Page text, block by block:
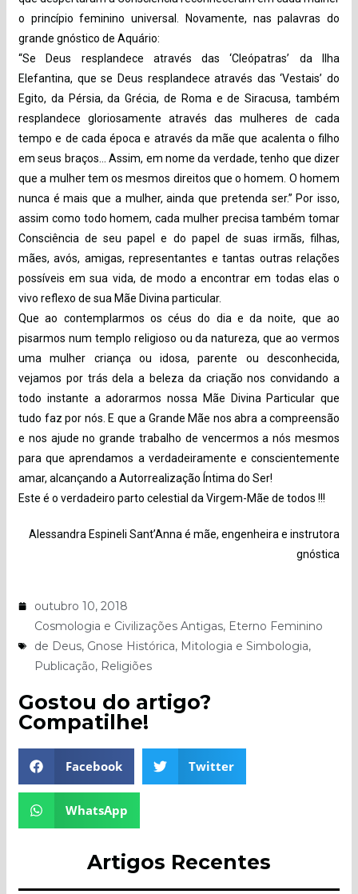
o princípio feminino universal. Novamente, nas palavras do
grande gnóstico de Aquário:
“Se Deus resplandece através das ‘Cleópatras’ da Ilha
Elefantina, que se Deus resplandece através das ‘Vestais’ do
Egito, da Pérsia, da Grécia, de Roma e de Siracusa, também
resplandece gloriosamente através das mulheres de cada
tempo e de cada época e através da mãe que acalenta o filho
em seus braços… Assim, em nome da verdade, tenho que dizer
que a mulher tem os mesmos direitos que o homem. O homem
nunca é mais que a mulher, ainda que pretenda ser.” Por isso,
assim como todo homem, cada mulher precisa também tomar
Consciência de seu papel e do papel de suas irmãs, filhas,
mães, avós, amigas, representantes e tantas outras relações
possíveis em sua vida, de modo a encontrar em todas elas o
vivo reflexo de sua Mãe Divina particular.
Que ao contemplarmos os céus do dia e da noite, que ao
pisarmos num templo religioso ou da natureza, que ao vermos
uma mulher criança ou idosa, parente ou desconhecida,
vejamos por trás dela a beleza da criação nos convidando a
todo instante a adorarmos nossa Mãe Divina Particular que
tudo faz por nós. E que a Grande Mãe nos abra a compreensão
e nos ajude no grande trabalho de vencermos a nós mesmos
para que aprendamos a verdadeiramente e conscientemente
amar, alcançando a Autorrealização Íntima do Ser!
Este é o verdadeiro parto celestial da Virgem-Mãe de todos !!!
Alessandra Espineli Sant’Anna é mãe, engenheira e instrutora
gnóstica
outubro 10, 2018
Cosmologia e Civilizações Antigas, Eterno Feminino
de Deus, Gnose Histórica, Mitologia e Simbologia,
Publicação, Religiões
Gostou do artigo?
Compatilhe!
Facebook Twitter
WhatsApp
Artigos Recentes